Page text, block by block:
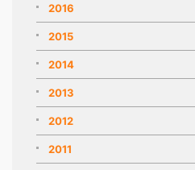
2016
2015
2014
2013
2012
2011